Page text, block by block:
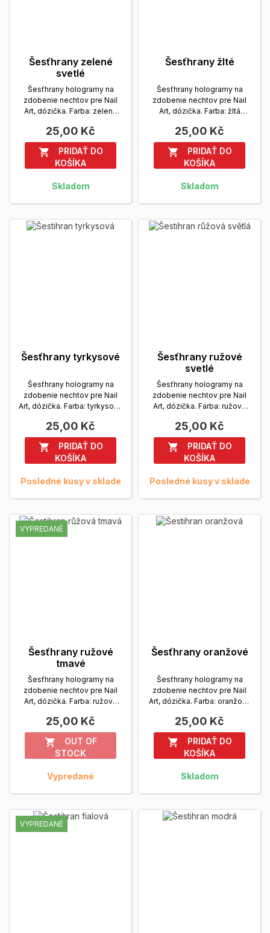
Šesťhrany zelené
svetlé
Šesťhrany hologramy na
zdobenie nechtov pre Nail
Art, dózička. Farba: zelená
25,00 Kč

PRIDAŤ DO
KOŠÍKA
Skladom
Šesťhrany žlté
Šesťhrany hologramy na
zdobenie nechtov pre Nail
Art, dózička. Farba: žltá
25,00 Kč

PRIDAŤ DO
KOŠÍKA
Skladom
Šesťhrany tyrkysové
Šesťhrany hologramy na
zdobenie nechtov pre Nail
Art, dózička. Farba: tyrkysová
25,00 Kč

PRIDAŤ DO
KOŠÍKA
Posledné kusy v sklade
Šesťhrany ružové
svetlé
Šesťhrany hologramy na
zdobenie nechtov pre Nail
Art, dózička. Farba: ružová
25,00 Kč

PRIDAŤ DO
KOŠÍKA
Posledné kusy v sklade
VYPREDANÉ
Šesťhrany ružové
tmavé
Šesťhrany hologramy na
zdobenie nechtov pre Nail
Art, dózička. Farba: ružová
25,00 Kč

OUT OF
STOCK
Vypredané
Šesťhrany oranžové
Šesťhrany hologramy na
zdobenie nechtov pre Nail
Art, dózička. Farba: oranžová
25,00 Kč

PRIDAŤ DO
KOŠÍKA
Skladom
VYPREDANÉ